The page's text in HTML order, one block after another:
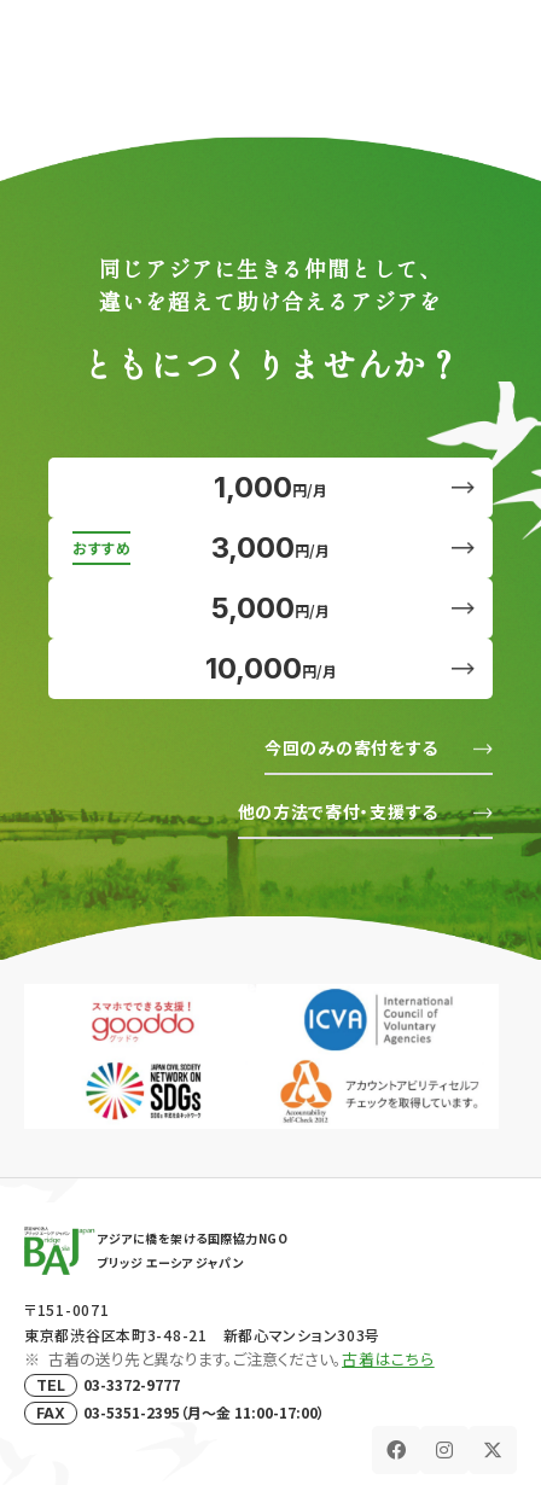
同じアジアに生きる仲間として、
違いを超えて助け合えるアジアを
ともにつくりませんか？
1,000円/月
3,000円/月
5,000円/月
10,000円/月
今回のみの寄付をする
他の方法で寄付・支援する
アジアに橋を架ける国際協力NGO
ブリッジ エーシア ジャパン
〒151-0071
東京都渋谷区本町3-48-21 新都心マンション303号
古着の送り先と異なります。ご注意ください。古着はこちら
TEL 03-3372-9777
FAX 03-5351-2395（月～金 11:00-17:00）